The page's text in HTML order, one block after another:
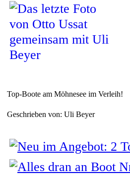
Top-Boote am Möhnesee im Verleih!
Geschrieben von: Uli Beyer